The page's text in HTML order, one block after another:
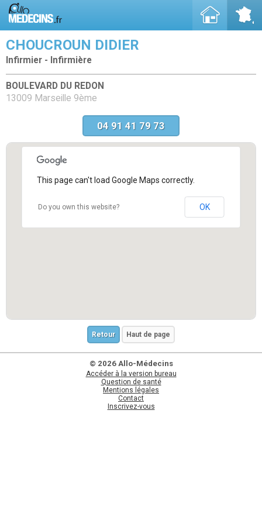
CHOUCROUN DIDIER
Infirmier - Infirmière
BOULEVARD DU REDON
13009 Marseille 9ème
04 91 41 79 73
This page can't load Google Maps correctly.
Do you own this website? OK
Retour Haut de page
© 2026 Allo-Médecins
Accéder à la version bureau
Question de santé
Mentions légales
Contact
Inscrivez-vous